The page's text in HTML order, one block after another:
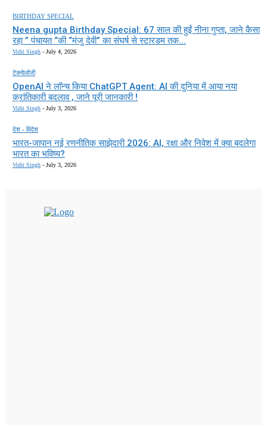
BIRTHDAY SPECIAL
Neena gupta Birthday Special: 67 साल की हुईं नीना गुप्ता, जाने कैसा
रहा ” पंचायत “की “मंजु देवी” का संघर्ष से स्टारडम तक...
Vidit Singh - July 4, 2026
टेक्नोलॉजी
OpenAI ने लॉन्च किया ChatGPT Agent: AI की दुनिया में आया नया
क्रांतिकारी बदलाव , जाने पूरी जानकारी !
Vidit Singh - July 3, 2026
देश - विदेश
भारत-जापान नई रणनीतिक साझेदारी 2026: AI, रक्षा और निवेश में क्या बदलेगा
भारत का भविष्य?
Vidit Singh - July 3, 2026